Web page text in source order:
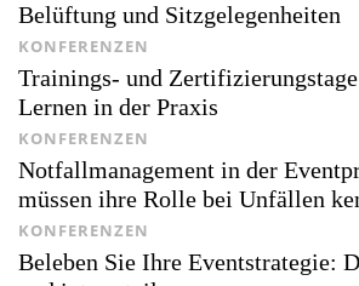
Belüftung und Sitzgelegenheiten
Trainings- und
Lernen in der Praxis
KONFERENZEN
Notfallmanagement in der
müssen ihre Rolle bei Unfällen
KONFERENZEN
Beleben Sie Ihre Eventstrategie:
KONFERENZEN